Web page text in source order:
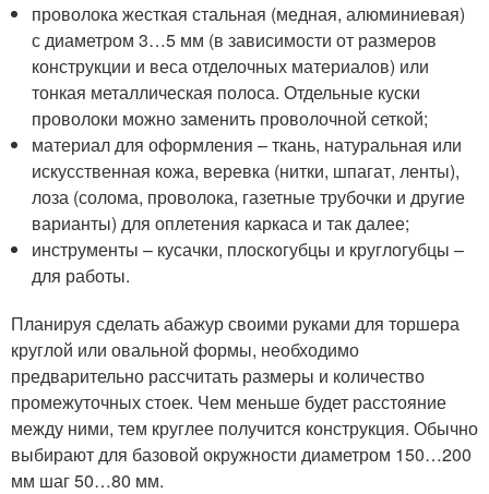
проволока жесткая стальная (медная, алюминиевая)
с диаметром 3…5 мм (в зависимости от размеров
конструкции и веса отделочных материалов) или
тонкая металлическая полоса. Отдельные куски
проволоки можно заменить проволочной сеткой;
материал для оформления – ткань, натуральная или
искусственная кожа, веревка (нитки, шпагат, ленты),
лоза (солома, проволока, газетные трубочки и другие
варианты) для оплетения каркаса и так далее;
инструменты – кусачки, плоскогубцы и круглогубцы –
для работы.
Планируя сделать абажур своими руками для торшера
круглой или овальной формы, необходимо
предварительно рассчитать размеры и количество
промежуточных стоек. Чем меньше будет расстояние
между ними, тем круглее получится конструкция. Обычно
выбирают для базовой окружности диаметром 150…200
мм шаг 50…80 мм.